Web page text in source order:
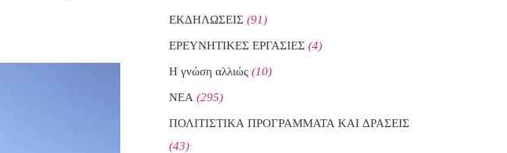
ΕΚΔΗΛΩΣΕΙΣ (91)
ΕΡΕΥΝΗΤΙΚΕΣ ΕΡΓΑΣΙΕΣ (4)
Η γνώση αλλιώς (10)
ΝΕΑ (295)
ΠΟΛΙΤΙΣΤΙΚΑ ΠΡΟΓΡΑΜΜΑΤΑ ΚΑΙ ΔΡΑΣΕΙΣ
(43)